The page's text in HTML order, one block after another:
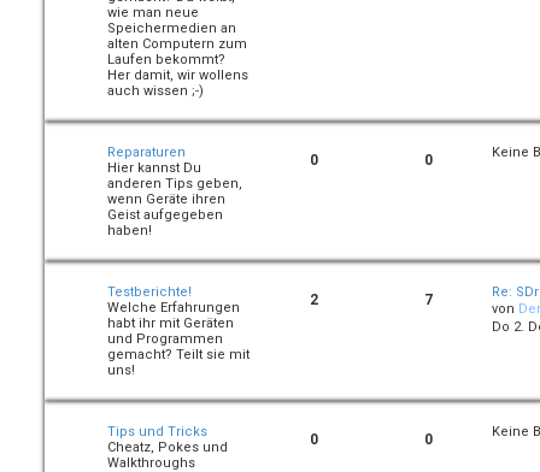
wie man neue
Speichermedien an
alten Computern zum
Laufen bekommt?
Her damit, wir wollens
auch wissen ;-)
Reparaturen
Hier kannst Du
anderen Tips geben,
wenn Geräte ihren
Geist aufgegeben
haben!
0 0 Keine
Testberichte!
Welche Erfahrungen
habt ihr mit Geräten
und Programmen
gemacht? Teilt sie mit
uns!
2 7
Re:
von
Do 2.
Tips und Tricks
Cheatz, Pokes und
Walkthroughs
0 0 Keine